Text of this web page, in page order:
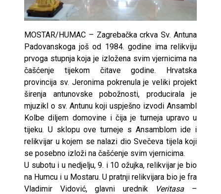
MOSTAR/HUMAC – Zagrebačka crkva Sv. Antuna
Padovanskoga još od 1984. godine ima relikviju
prvoga stupnja koja je izložena svim vjernicima na
čašćenje tijekom čitave godine. Hrvatska
provincija sv. Jeronima pokrenula je veliki projekt
širenja antunovske pobožnosti, producirala je
mjuzikl o sv. Antunu koji uspješno izvodi Ansambl
Kolbe diljem domovine i čija je turneja upravo u
tijeku. U sklopu ove turneje s Ansamblom ide i
relikvijar u kojem se nalazi dio Svečeva tijela koji
se posebno izloži na čašćenje svim vjernicima.
U subotu i u nedjelju, 9. i 10 ožujka, relikvijar je bio
na Humcu i u Mostaru. U pratnji relikvijara bio je fra
Vladimir Vidović, glavni urednik
Veritasa –